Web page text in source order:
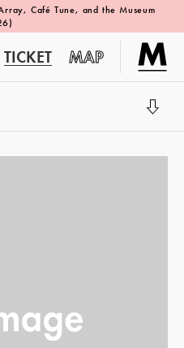
Café Tune, and the Museum
TICKET MAP